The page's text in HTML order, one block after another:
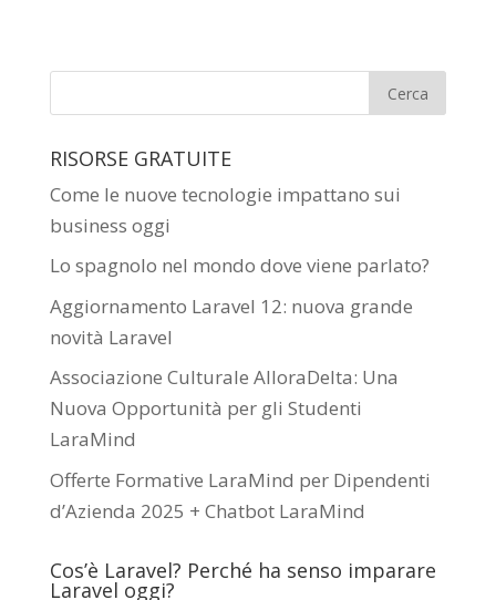
RISORSE GRATUITE
Come le nuove tecnologie impattano sui
business oggi
Lo spagnolo nel mondo dove viene parlato?
Aggiornamento Laravel 12: nuova grande
novità Laravel
Associazione Culturale AlloraDelta: Una
Nuova Opportunità per gli Studenti
LaraMind
Offerte Formative LaraMind per Dipendenti
d’Azienda 2025 + Chatbot LaraMind
Cos’è Laravel? Perché ha senso imparare
Laravel oggi?